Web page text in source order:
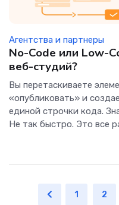
Агентства и партнеры
No-Code или Low-
веб-студий?
Вы перетаскиваете
«опубликовать» и
единой строчки кода.
Не так быстро. Это все
1 2